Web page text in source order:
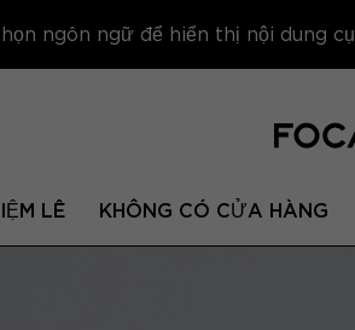
ngôn ngữ để hiển thị nội dung
LÊ KHÔNG CÓ CỬA HÀNG